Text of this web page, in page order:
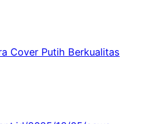
Cover Putih Berkualitas